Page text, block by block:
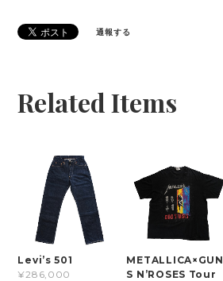
通報する
Related Items
Levi’s 501
¥286,000
METALLICA×GUN
S N’ROSES Tour